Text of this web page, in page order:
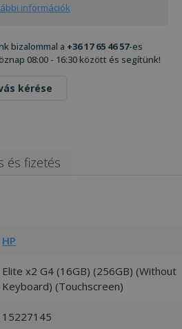
információk
bizalommal a +36 17 65 46 57-es
08:00 - 16:30 között és segítünk!
kérése
és fizetés
HP
Elite x2 G4 (16GB) (256GB) (Without
Keyboard) (Touchscreen)
15227145